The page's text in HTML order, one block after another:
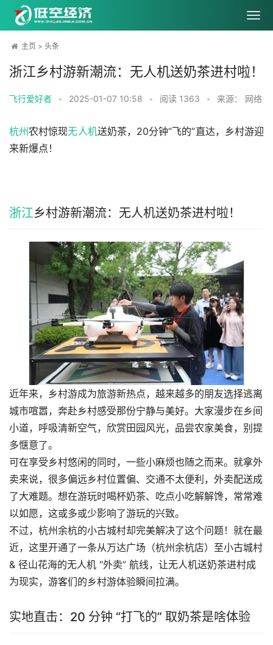
主页 > 头条
浙江乡村游新潮流：无人机送奶茶进村啦！
飞行爱好者 • 2025-01-07 10:58 • 阅读 1363 • 来源： 网络
杭州农村惊现无人机送奶茶，20分钟“飞的”直达，乡村游迎
来新爆点！
浙江乡村游新潮流：无人机送奶茶进村啦！
近年来，乡村游成为旅游新热点，越来越多的朋友选择逃离
城市喧嚣，奔赴乡村感受那份宁静与美好。大家漫步在乡间
小道，呼吸清新空气，欣赏田园风光，品尝农家美食，别提
多惬意了。
可在享受乡村悠闲的同时，一些小麻烦也随之而来。就拿外
卖来说，很多偏远乡村位置偏、交通不太便利，外卖配送成
了大难题。想在游玩时喝杯奶茶、吃点小吃解解馋，常常难
以如愿，这或多或少影响了游玩的兴致。
不过，杭州余杭的小古城村却完美解决了这个问题！就在最
近，这里开通了一条从万达广场（杭州余杭店）至小古城村
& 径山花海的无人机 “外卖” 航线，让无人机送奶茶进村成
为现实，游客们的乡村游体验瞬间拉满。
实地直击：20 分钟 “打飞的” 取奶茶是啥体验